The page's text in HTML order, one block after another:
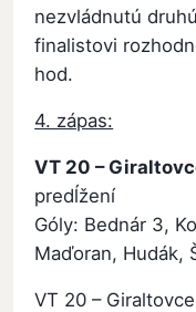
nezvládnutú
finalistovi
hod.
4. zápas:
VT 20 –
predĺžení
Góly: Bednár 3,
Maďoran, Hudák,
VT 20 –